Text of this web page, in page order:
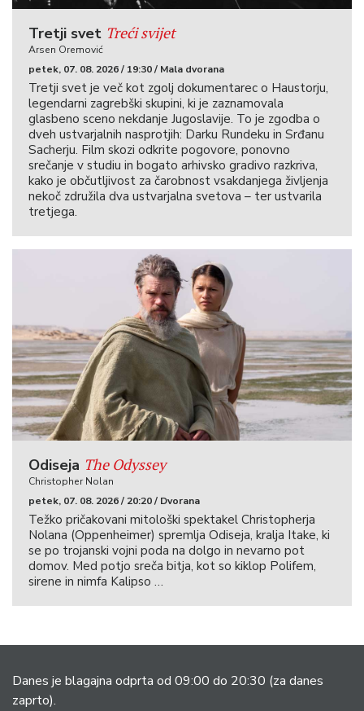
Tretji svet Treći svijet
Arsen Oremović
petek, 07. 08. 2026 / 19:30 / Mala dvorana
Tretji svet je več kot zgolj dokumentarec o Haustorju,
legendarni zagrebški skupini, ki je zaznamovala
glasbeno sceno nekdanje Jugoslavije. To je zgodba o
dveh ustvarjalnih nasprotjih: Darku Rundeku in Srđanu
Sacherju. Film skozi odkrite pogovore, ponovno
srečanje v studiu in bogato arhivsko gradivo razkriva,
kako je občutljivost za čarobnost vsakdanjega življenja
nekoč združila dva ustvarjalna svetova – ter ustvarila
tretjega.
Odiseja The Odyssey
Christopher Nolan
petek, 07. 08. 2026 / 20:20 / Dvorana
Težko pričakovani mitološki spektakel Christopherja
Nolana (Oppenheimer) spremlja Odiseja, kralja Itake, ki
se po trojanski vojni poda na dolgo in nevarno pot
domov. Med potjo sreča bitja, kot so kiklop Polifem,
sirene in nimfa Kalipso …
Danes je blagajna odprta od 09:00 do 20:30 (za danes
zaprto).